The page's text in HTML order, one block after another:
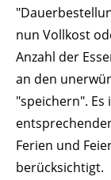
nun Vollkost
Anzahl der
an den
"speichern".
Ferien und
berücksichtigt.